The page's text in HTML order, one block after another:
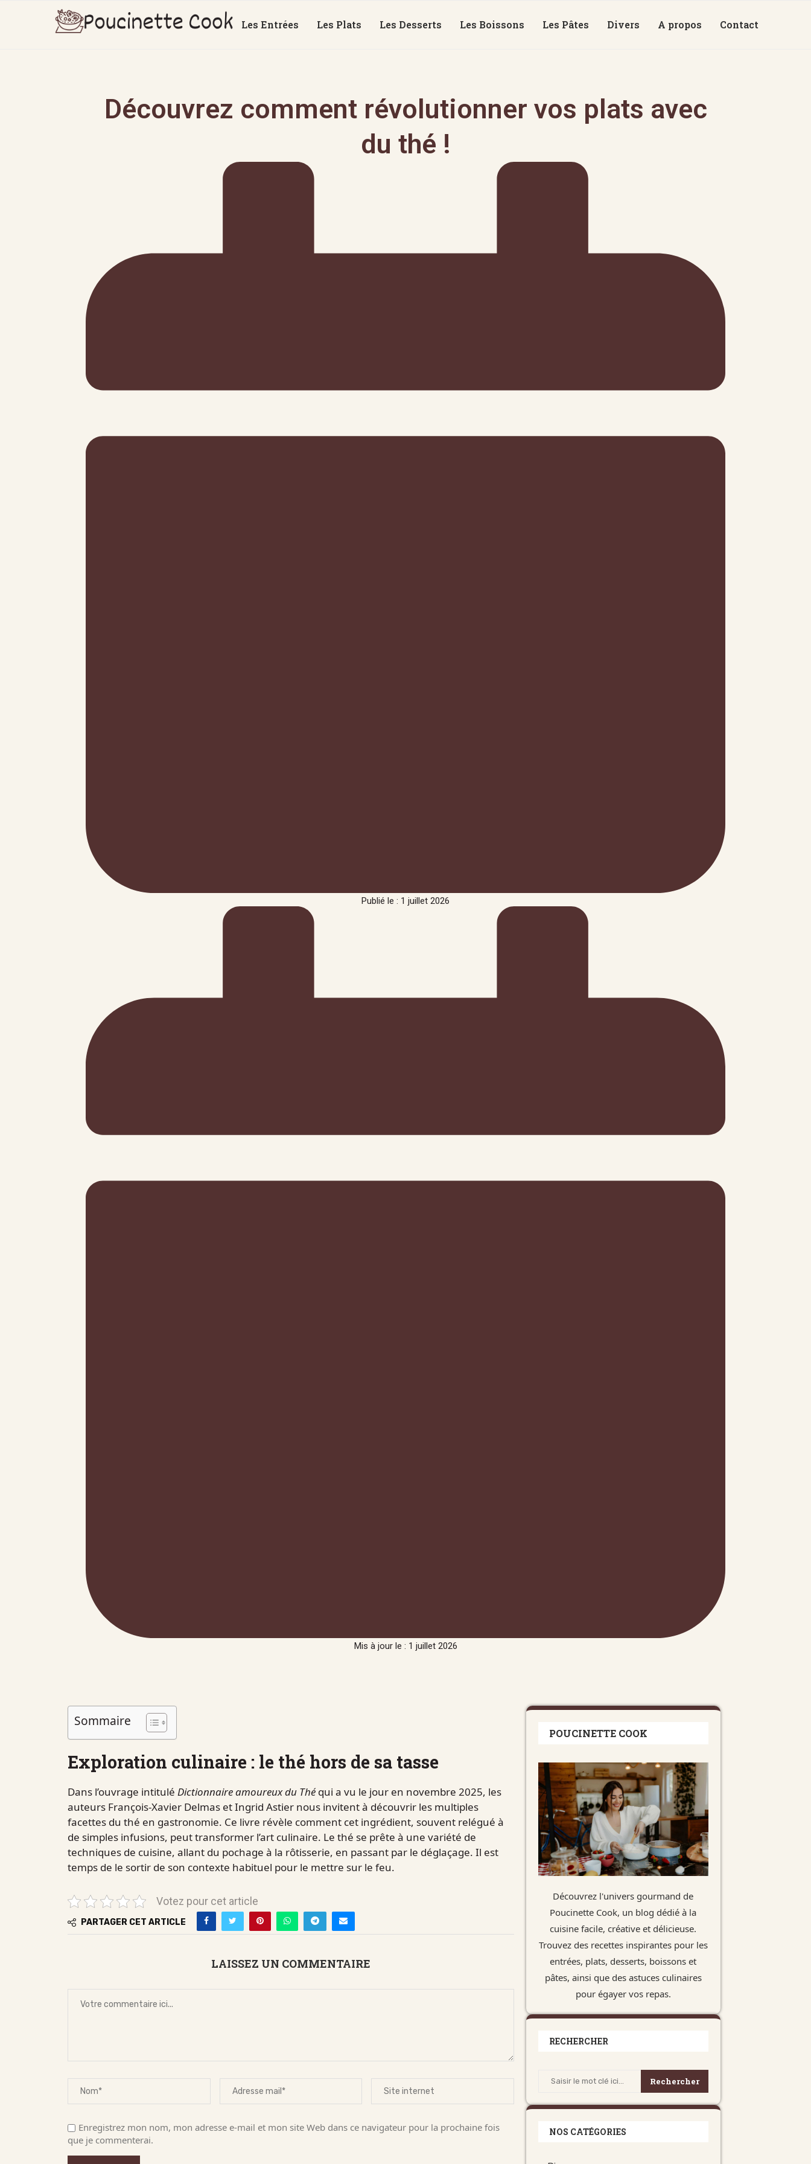
Les Entrées Les Plats Les Desserts Les Boissons Les Pâtes Divers A propos Contact
Découvrez comment révolutionner vos plats avec
du thé !
Publié le : 1 juillet 2026
Mis à jour le : 1 juillet 2026
Sommaire
Exploration culinaire : le thé hors de sa tasse
Dans l’ouvrage intitulé Dictionnaire amoureux du Thé qui a vu le jour en novembre 2025, les
auteurs François-Xavier Delmas et Ingrid Astier nous invitent à découvrir les multiples
facettes du thé en gastronomie. Ce livre révèle comment cet ingrédient, souvent relégué à
de simples infusions, peut transformer l’art culinaire. Le thé se prête à une variété de
techniques de cuisine, allant du pochage à la rôtisserie, en passant par le déglaçage. Il est
temps de le sortir de son contexte habituel pour le mettre sur le feu.
Votez pour cet article
PARTAGER CET ARTICLE
LAISSEZ UN COMMENTAIRE
Enregistrez mon nom, mon adresse e-mail et mon site Web dans ce navigateur pour la prochaine fois
que je commenterai.
POUCINETTE COOK
Découvrez l'univers gourmand de
Poucinette Cook, un blog dédié à la
cuisine facile, créative et délicieuse.
Trouvez des recettes inspirantes pour les
entrées, plats, desserts, boissons et
pâtes, ainsi que des astuces culinaires
pour égayer vos repas.
RECHERCHER
Rechercher
NOS CATÉGORIES